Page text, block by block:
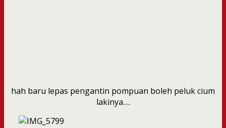
hah baru lepas pengantin pompuan boleh peluk cium
lakinya….